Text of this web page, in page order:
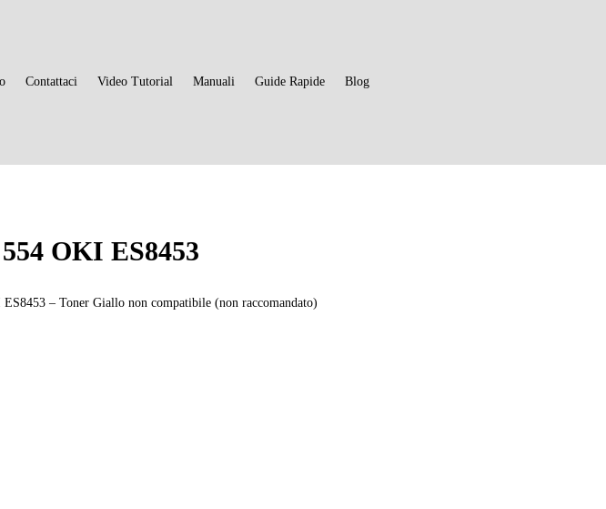
Contattaci Video Tutorial Manuali Guide Rapide Blog
OKI ES8453
– Toner Giallo non compatibile (non raccomandato)